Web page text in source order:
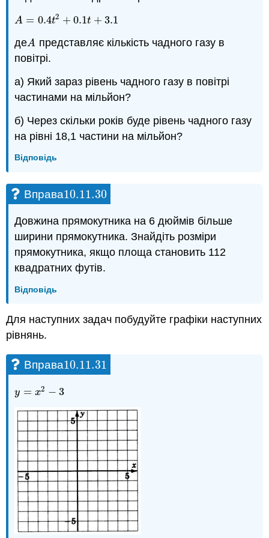
A = 0.4t2 + 0.1t + 3.1
A=0.4t2+ 0.1t+3.1
деA
A представляє кількість чадного газу в
повітрі.
а) Який зараз рівень чадного газу в повітрі
частинами на мільйон?
б) Через скільки років буде рівень чадного газу
на рівні 18,1 частини на мільйон?
Відповідь
Вправа10.11.30
10.11.30
Довжина прямокутника на 6 дюймів більше
ширини прямокутника. Знайдіть розміри
прямокутника, якщо площа становить 112
квадратних футів.
Відповідь
Для наступних задач побудуйте графіки наступних
рівнянь.
Вправа10.11.31
10.11.31
y = x2 − 3
y =x 2− 3